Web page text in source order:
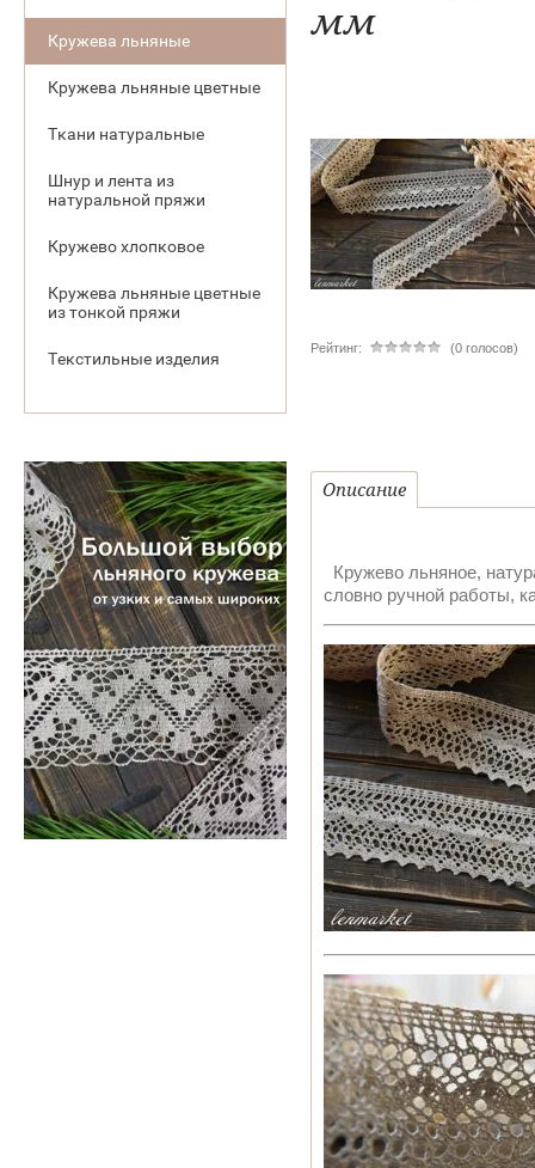
Кружева льняные
Кружева льняные цветные
Ткани натуральные
Шнур и лента из
натуральной пряжи
Кружево хлопковое
Кружева льняные цветные
из тонкой пряжи
Текстильные изделия
мм
Рейтинг: (0 голосов)
Описание
Кружево льняное,
словно ручной работы,